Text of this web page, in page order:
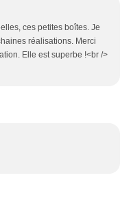
ces petites boîtes. Je
réalisations. Merci
Elle est superbe !<br />